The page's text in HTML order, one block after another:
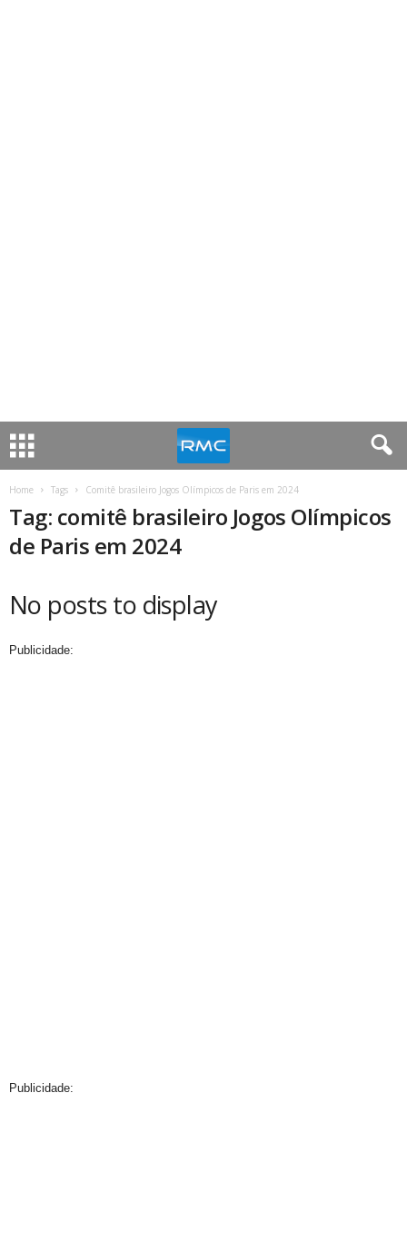
Home Tags Comitê brasileiro Jogos Olímpicos de Paris em 2024
Tag: comitê brasileiro Jogos Olímpicos
de Paris em 2024
No posts to display
Publicidade:
Publicidade: